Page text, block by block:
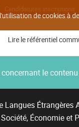
de cookies à
Candidatures inscriptions
Lire le référentiel
le
Langues Étrangères
Société, Économie et